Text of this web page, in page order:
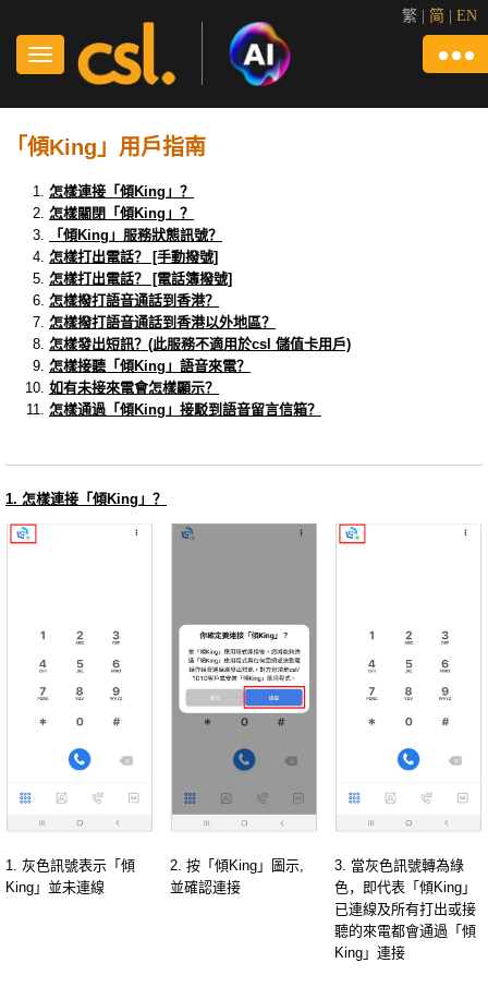
繁 简 EN
「傾King」用戶指南
怎樣連接「傾King」？
怎樣關閉「傾King」？
「傾King」服務狀態訊號？
怎樣打出電話？ [手動撥號]
怎樣打出電話？ [電話簿撥號]
怎樣撥打語音通話到香港？
怎樣撥打語音通話到香港以外地區？
怎樣發出短訊？(此服務不適用於csl 儲值卡用戶)
怎樣接聽「傾King」語音來電？
如有未接來電會怎樣顯示？
怎樣通過「傾King」接駁到語音留言信箱？
1. 怎樣連接「傾King」？
1. 灰色訊號表示「傾
King」並未連線
2. 按「傾King」圖示,
並確認連接
3. 當灰色訊號轉為綠
色，即代表「傾King」
已連線及所有打出或接
聽的來電都會通過「傾
King」連接